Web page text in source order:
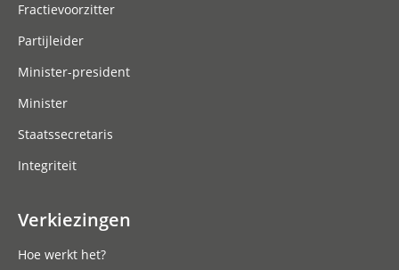
Fractievoorzitter
Partijleider
Minister-president
Minister
Staatssecretaris
Integriteit
Verkiezingen
Hoe werkt het?